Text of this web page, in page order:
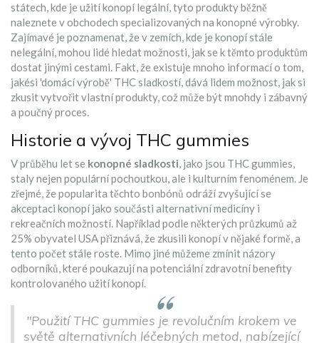
státech, kde je užití konopí legální, tyto produkty běžně
naleznete v obchodech specializovaných na konopné výrobky.
Zajímavé je poznamenat, že v zemích, kde je konopí stále
nelegální, mohou lidé hledat možnosti, jak se k těmto produktům
dostat jinými cestami. Fakt, že existuje mnoho informací o tom,
jakési 'domácí výrobě' THC sladkostí, dává lidem možnost, jak si
zkusit vytvořit vlastní produkty, což může být mnohdy i zábavný
a poučný proces.
Historie a vývoj THC gummies
V průběhu let se konopné sladkosti, jako jsou THC gummies,
staly nejen populární pochoutkou, ale i kulturním fenoménem. Je
zřejmé, že popularita těchto bonbónů odráží zvyšující se
akceptaci konopí jako součásti alternativní medicíny i
rekreačních možností. Například podle některých průzkumů až
25% obyvatel USA přiznává, že zkusili konopí v nějaké formě, a
tento počet stále roste. Mimo jiné můžeme zmínit názory
odborníků, které poukazují na potenciální zdravotní benefity
kontrolovaného užití konopí.
"Použití THC gummies je revolučním krokem ve
světě alternativních léčebných metod, nabízející